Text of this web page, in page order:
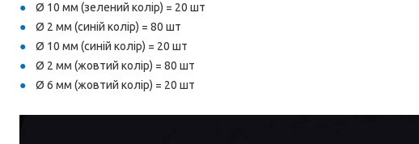
Ø 10 мм (зелений колір) = 20 шт
Ø 2 мм (синій колір) = 80 шт
Ø 10 мм (синій колір) = 20 шт
Ø 2 мм (жовтий колір) = 80 шт
Ø 6 мм (жовтий колір) = 20 шт